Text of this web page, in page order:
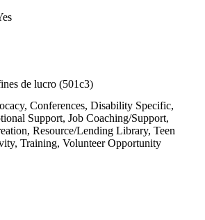
de lucro (501c3)
Conferences, Disability Specific,
Support, Job Coaching/Support,
Resource/Lending Library, Teen
Training, Volunteer Opportunity